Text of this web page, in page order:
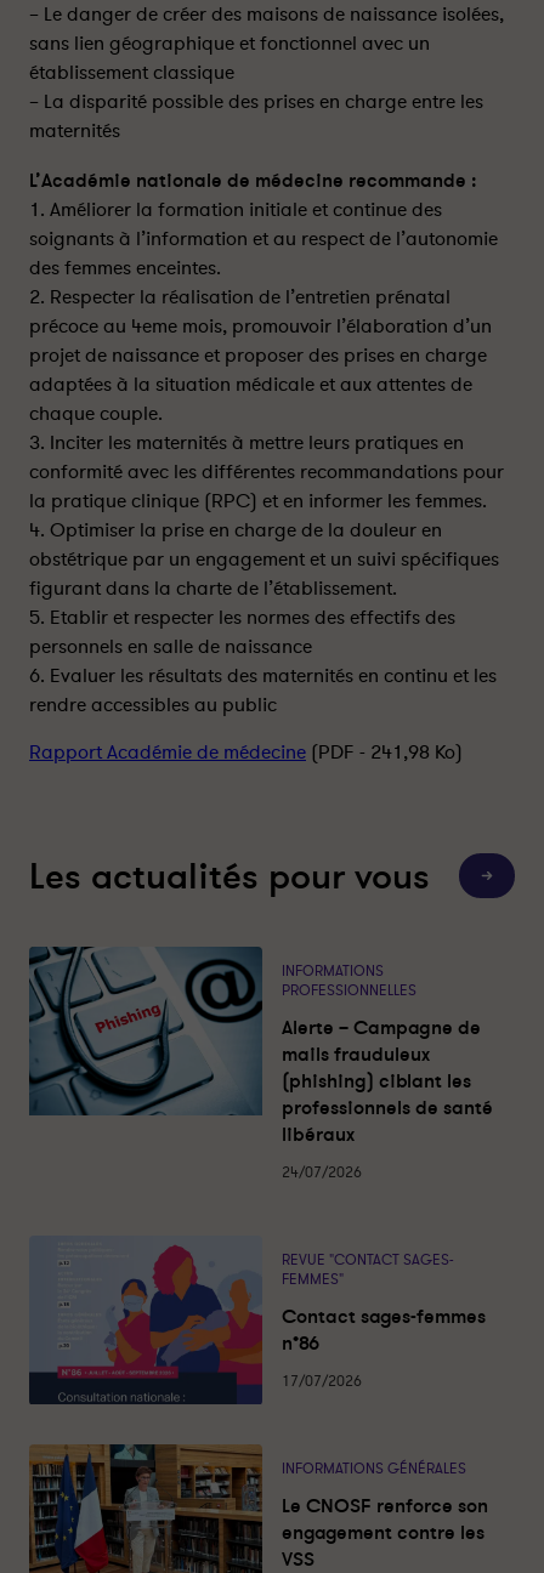
– Le danger de créer des maisons de naissance isolées,
sans lien géographique et fonctionnel avec un
établissement classique
– La disparité possible des prises en charge entre les
maternités
L’Académie nationale de médecine recommande :
1. Améliorer la formation initiale et continue des
soignants à l’information et au respect de l’autonomie
des femmes enceintes.
2. Respecter la réalisation de l’entretien prénatal
précoce au 4eme mois, promouvoir l’élaboration d’un
projet de naissance et proposer des prises en charge
adaptées à la situation médicale et aux attentes de
chaque couple.
3. Inciter les maternités à mettre leurs pratiques en
conformité avec les différentes recommandations pour
la pratique clinique (RPC) et en informer les femmes.
4. Optimiser la prise en charge de la douleur en
obstétrique par un engagement et un suivi spécifiques
figurant dans la charte de l’établissement.
5. Etablir et respecter les normes des effectifs des
personnels en salle de naissance
6. Evaluer les résultats des maternités en continu et les
rendre accessibles au public
Rapport Académie de médecine (PDF - 241,98 Ko)
Les actualités pour vous T
o
a
l
INFORMATIONS
PROFESSIONNELLES
Alerte – Campagne de
mails frauduleux
(phishing) ciblant les
professionnels de santé
libéraux
24/07/2026
REVUE "CONTACT SAGES-
FEMMES"
Contact sages-femmes
n°86
17/07/2026
INFORMATIONS GÉNÉRALES
Le CNOSF renforce son
engagement contre les
VSS